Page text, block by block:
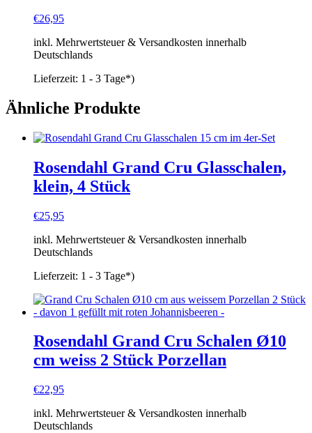
€26,95
inkl. Mehrwertsteuer & Versandkosten innerhalb
Deutschlands
Lieferzeit: 1 - 3 Tage*)
Ähnliche Produkte
Rosendahl Grand Cru Glasschalen,
klein, 4 Stück
€25,95
inkl. Mehrwertsteuer & Versandkosten innerhalb
Deutschlands
Lieferzeit: 1 - 3 Tage*)
Rosendahl Grand Cru Schalen Ø10
cm weiss 2 Stück Porzellan
€22,95
inkl. Mehrwertsteuer & Versandkosten innerhalb
Deutschlands